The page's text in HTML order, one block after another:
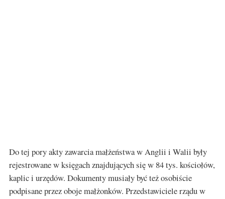
Do tej pory akty zawarcia małżeństwa w Anglii i Walii były
rejestrowane w księgach znajdujących się w 84 tys. kościołów,
kaplic i urzędów. Dokumenty musiały być też osobiście
podpisane przez oboje małżonków. Przedstawiciele rządu w